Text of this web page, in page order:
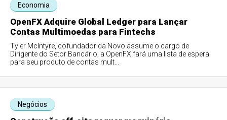
Economia
OpenFX Adquire Global Ledger para Lançar
Contas Multimoedas para Fintechs
Tyler McIntyre, cofundador da Novo assume o cargo de
Dirigente do Setor Bancário; a OpenFX fará uma lista de espera
para seu produto de contas mult...
Negócios